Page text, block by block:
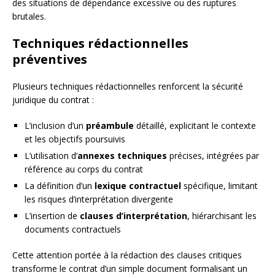
des situations de dépendance excessive ou des ruptures
brutales.
Techniques rédactionnelles
préventives
Plusieurs techniques rédactionnelles renforcent la sécurité
juridique du contrat :
L’inclusion d’un préambule détaillé, explicitant le contexte
et les objectifs poursuivis
L’utilisation d’annexes techniques précises, intégrées par
référence au corps du contrat
La définition d’un lexique contractuel spécifique, limitant
les risques d’interprétation divergente
L’insertion de clauses d’interprétation, hiérarchisant les
documents contractuels
Cette attention portée à la rédaction des clauses critiques
transforme le contrat d’un simple document formalisant un